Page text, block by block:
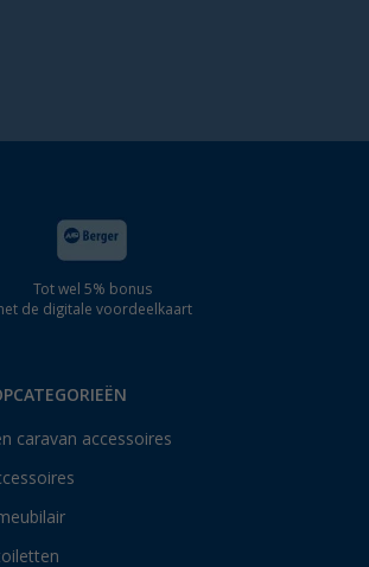
Tot wel 5% bonus
de digitale voordeelkaart
caravan accessoires